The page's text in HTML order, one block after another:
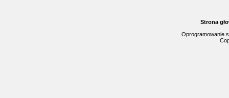
Strona
Oprogramowanie